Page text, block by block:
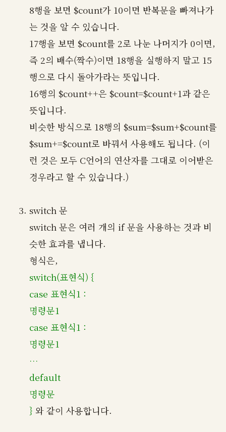
8행을 보면 $count가 10이면 반복문을 빠져나가
는 것을 알 수 있습니다.
17행을 보면 $count를 2로 나눈 나머지가 0이면,
즉 2의 배수(짝수)이면 18행을 실행하지 말고 15
행으로 다시 돌아가라는 뜻입니다.
16행의 $count++은 $count=$count+1과 같은
뜻입니다.
비슷한 방식으로 18행의 $sum=$sum+$count를
$sum+=$count로 바꿔서 사용해도 됩니다. (이
런 것은 모두 C언어의 연산자를 그대로 이어받은
경우라고 할 수 있습니다.)
switch 문
switch 문은 여러 개의 if 문을 사용하는 것과 비
슷한 효과를 냅니다.
형식은,
switch(표현식) {
case 표현식1 :
명령문1
case 표현식1 :
명령문1
…
default
명령문
} 와 같이 사용합니다.